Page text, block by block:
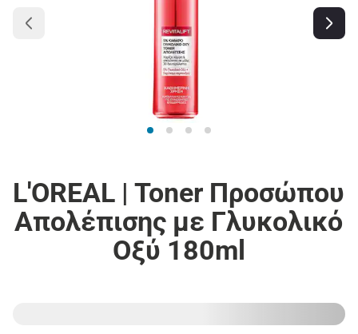
L'OREAL | Toner Προσώπου
Απολέπισης με Γλυκολικό
Οξύ 180ml